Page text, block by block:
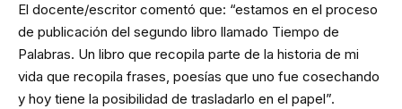
El docente/escritor comentó que: “estamos en el proceso
de publicación del segundo libro llamado Tiempo de
Palabras. Un libro que recopila parte de la historia de mi
vida que recopila frases, poesías que uno fue cosechando
y hoy tiene la posibilidad de trasladarlo en el papel”.